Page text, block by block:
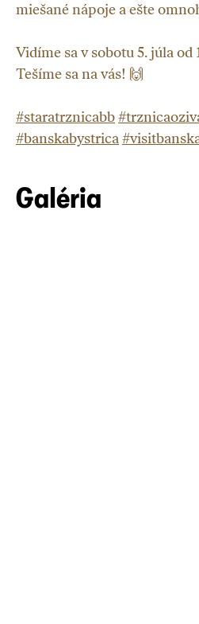
miešané nápoje a ešte
Vidíme sa v sobotu 5. júla od
Tešíme sa na vás! 🙌
#staratrznicabb
#banskabystrica
Galéria